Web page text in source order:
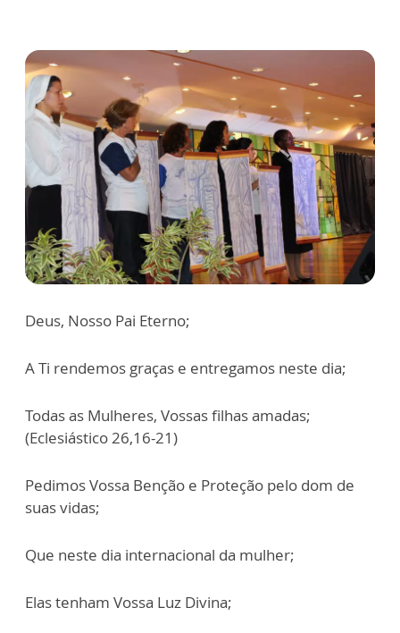
Deus, Nosso Pai Eterno;
A Ti rendemos graças e entregamos neste dia;
Todas as Mulheres, Vossas filhas amadas;
(Eclesiástico 26,16-21)
Pedimos Vossa Benção e Proteção pelo dom de
suas vidas;
Que neste dia internacional da mulher;
Elas tenham Vossa Luz Divina;